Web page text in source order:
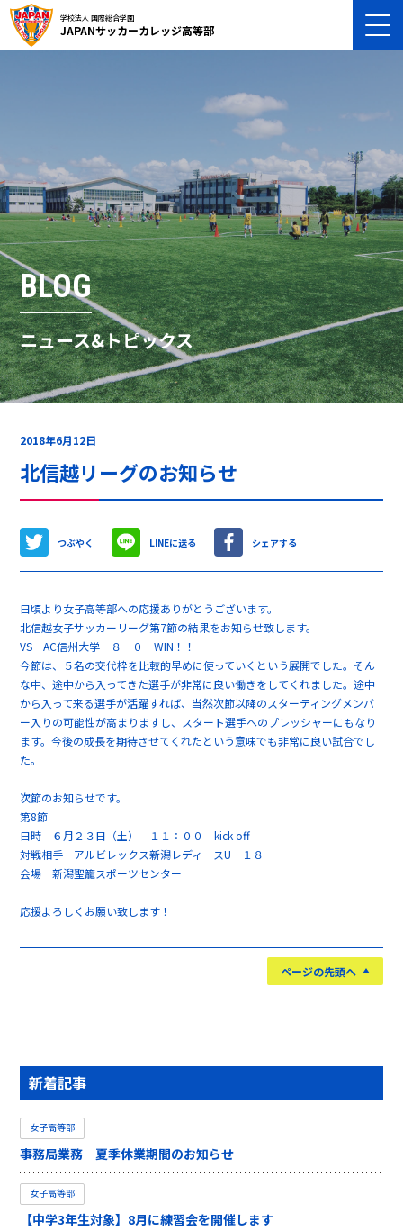
学校法人 国際総合学園
JAPANサッカーカレッジ高等部
BLOG
ニュース&トピックス
2018年6月12日
北信越リーグのお知らせ
つぶやく LINEに送る シェアする
日頃より女子高等部への応援ありがとうございます。
北信越女子サッカーリーグ第7節の結果をお知らせ致します。
VS AC信州大学 ８－０ WIN！！
今節は、５名の交代枠を比較的早めに使っていくという展開でした。そん
な中、途中から入ってきた選手が非常に良い働きをしてくれました。途中
から入って来る選手が活躍すれば、当然次節以降のスターティングメンバ
ー入りの可能性が高まりますし、スタート選手へのプレッシャーにもなり
ます。今後の成長を期待させてくれたという意味でも非常に良い試合でし
た。
次節のお知らせです。
第8節
日時 ６月２３日（土） １１：００ kick off
対戦相手 アルビレックス新潟レディ―スU－１８
会場 新潟聖籠スポーツセンター
応援よろしくお願い致します！
ページの先頭へ
新着記事
女子高等部
事務局業務 夏季休業期間のお知らせ
女子高等部
【中学3年生対象】8月に練習会を開催します